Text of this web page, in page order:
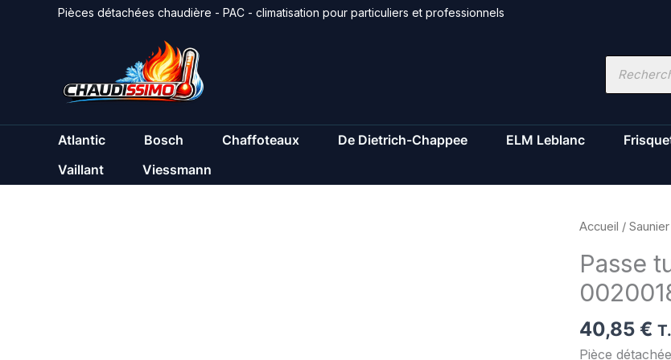
Pièces détachées chaudière - PAC - climatisation pour particuliers et professionnels
Recherche
Atlantic Bosch Chaffoteaux De Dietrich-Chappee ELM Leblanc
Vaillant
Viessmann
Accueil / Saunier
Passe
40,85 €
Pièce
quantité
Passe
tube
(x5)
-
Saunier